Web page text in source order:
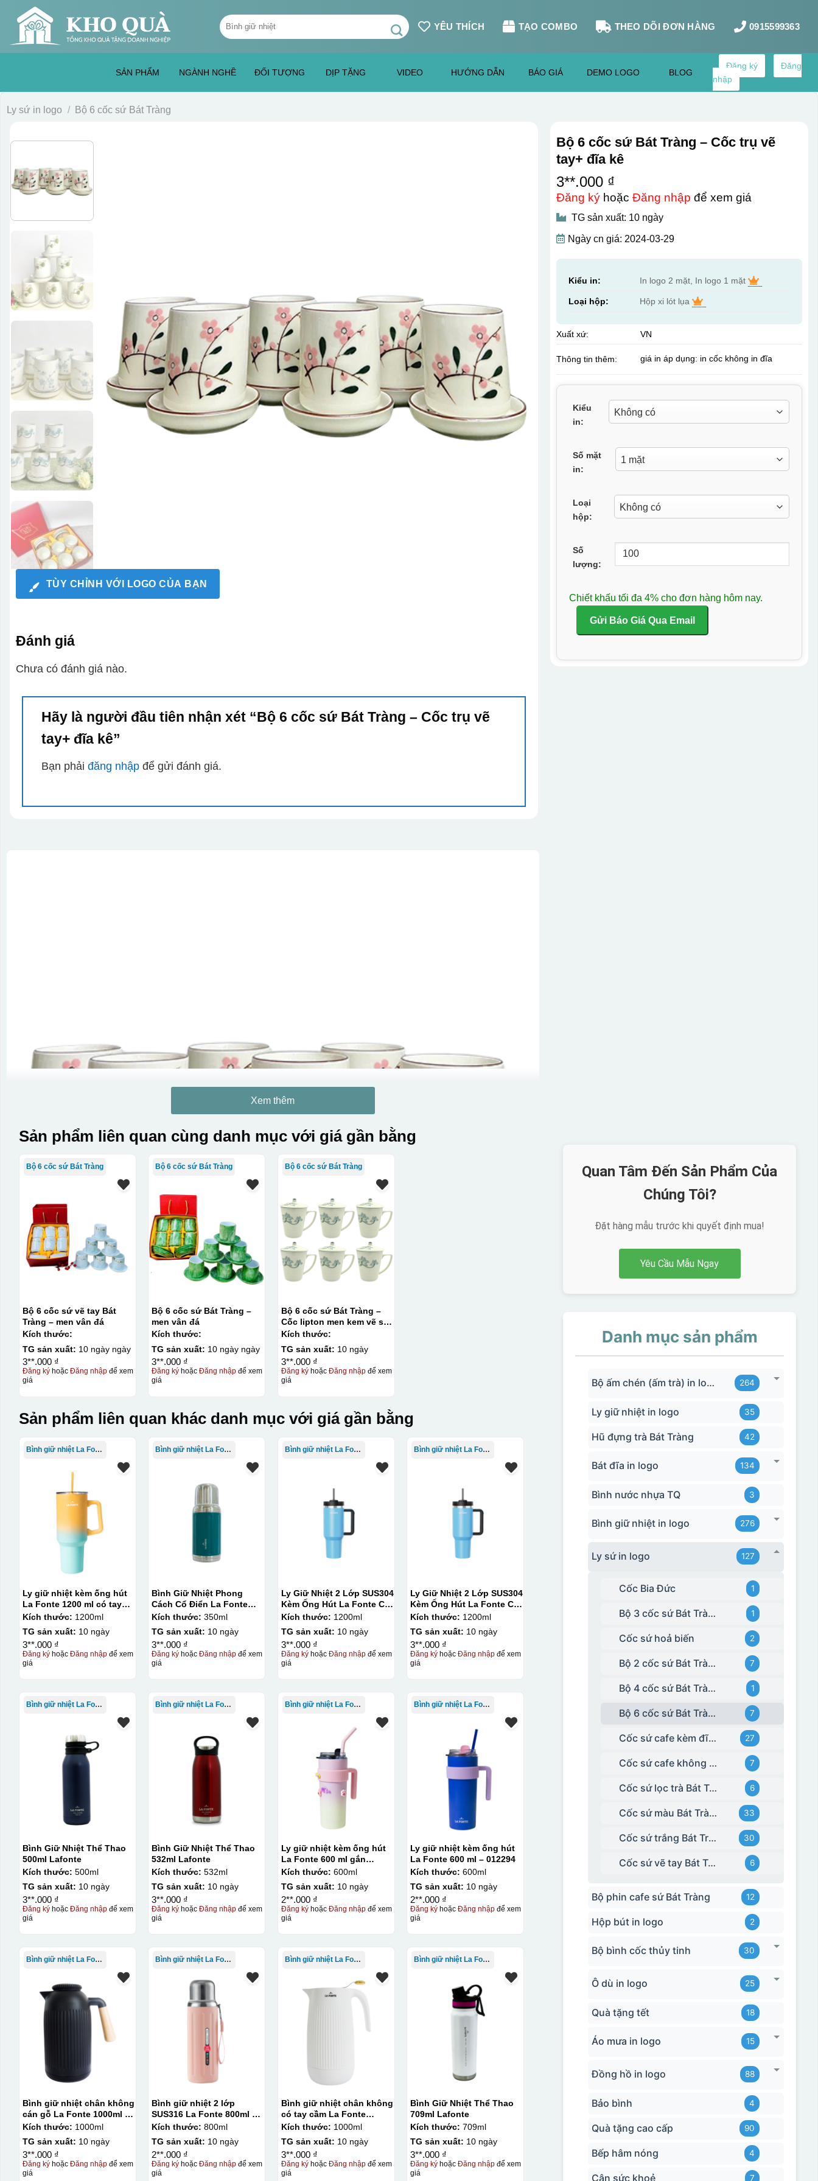
content
Tìm
kiếm:
YÊU THÍCH TẠO COMBO THEO DÕI ĐƠN HÀNG 0915599363
SẢN PHẨM NGÀNH NGHỀ ĐỐI TƯỢNG DỊP TẶNG VIDEO HƯỚNG DẪN BÁO GIÁ DEMO LOGO BLOG
Đăng ký
Đăng
nhập
Ly sứ in logo / Bộ 6 cốc sứ Bát Tràng
TÙY CHỈNH VỚI LOGO CỦA BẠN
Đánh giá
Chưa có đánh giá nào.
Hãy là người đầu tiên nhận xét “Bộ 6 cốc sứ Bát Tràng – Cốc trụ vẽ
tay+ đĩa kê”
Bạn phải đăng nhậpđể gửi đánh giá.
Bộ 6 cốc sứ Bát Tràng – Cốc trụ vẽ
tay+ đĩa kê
3**.000 ₫
Đăng kýhoặc Đăng nhập để xem giá
TG sản xuất: 10 ngày
Ngày cn giá: 2024-03-29
Kiểu in: In logo 2 mặt, In logo 1 mặt
Loại hộp: Hộp xi lót lụa
Xuất xứ: VN
Thông tin thêm: giá in áp dụng: in cốc không in đĩa
Kiểu
in:
Số mặt
in:
Loại
hộp:
Số
lượng:
Chiết khấu tối đa 4% cho đơn hàng hôm nay.
Gửi Báo Giá Qua Email
Xem thêm
Sản phẩm liên quan cùng danh mục với giá gần bằng
Bộ 6 cốc sứ Bát Tràng
Bộ 6 cốc sứ vẽ tay Bát
Tràng – men vân đá
Kích thước:
TG sản xuất: 10 ngày ngày
3**.000 ₫
Đăng kýhoặc Đăng nhậpđể xem
giá
Bộ 6 cốc sứ Bát Tràng
Bộ 6 cốc sứ Bát Tràng –
men vân đá
Kích thước:
TG sản xuất: 10 ngày ngày
3**.000 ₫
Đăng ký hoặcĐăng nhập để xem
giá
Bộ 6 cốc sứ Bát Tràng
Bộ 6 cốc sứ Bát Tràng –
Cốc lipton men kem vẽ sen
xanh – Có nắp
Kích thước:
TG sản xuất: 10 ngày
3**.000 ₫
Đăng kýhoặc Đăng nhậpđể xem
giá
Sản phẩm liên quan khác danh mục với giá gần bằng
Bình giữ nhiệt La Fonte
Ly giữ nhiệt kèm ống hút
La Fonte 1200 ml có tay
cầm – 012317
Kích thước: 1200ml
TG sản xuất: 10 ngày
3**.000 ₫
Đăng kýhoặc Đăng nhậpđể xem
giá
Bình giữ nhiệt La Fonte
Bình Giữ Nhiệt Phong
Cách Cổ Điển La Fonte
350ml
Kích thước: 350ml
TG sản xuất: 10 ngày
3**.000 ₫
Đăng ký hoặcĐăng nhập để xem
giá
Bình giữ nhiệt La Fonte
Ly Giữ Nhiệt 2 Lớp SUS304
Kèm Ống Hút La Fonte Có
Tay Cầm 1200ml
Kích thước: 1200ml
TG sản xuất: 10 ngày
3**.000 ₫
Đăng kýhoặc Đăng nhậpđể xem
giá
Bình giữ nhiệt La Fonte
Ly Giữ Nhiệt 2 Lớp SUS304
Kèm Ống Hút La Fonte Có
Tay Cầm 1200ml
Kích thước: 1200ml
TG sản xuất: 10 ngày
3**.000 ₫
Đăng ký hoặcĐăng nhập để xem
giá
Bình giữ nhiệt La Fonte
Bình Giữ Nhiệt Thể Thao
500ml Lafonte
Kích thước: 500ml
TG sản xuất: 10 ngày
3**.000 ₫
Đăng kýhoặc Đăng nhậpđể xem
giá
Bình giữ nhiệt La Fonte
Bình Giữ Nhiệt Thể Thao
532ml Lafonte
Kích thước: 532ml
TG sản xuất: 10 ngày
3**.000 ₫
Đăng ký hoặcĐăng nhập để xem
giá
Bình giữ nhiệt La Fonte
Ly giữ nhiệt kèm ống hút
La Fonte 600 ml gắn
sticker – 012294
Kích thước: 600ml
TG sản xuất: 10 ngày
2**.000 ₫
Đăng kýhoặc Đăng nhậpđể xem
giá
Bình giữ nhiệt La Fonte
Ly giữ nhiệt kèm ống hút
La Fonte 600 ml – 012294
Kích thước: 600ml
TG sản xuất: 10 ngày
2**.000 ₫
Đăng ký hoặcĐăng nhập để xem
giá
Bình giữ nhiệt La Fonte
Bình giữ nhiệt chân không
cán gỗ La Fonte 1000ml –
011679
Kích thước: 1000ml
TG sản xuất: 10 ngày
3**.000 ₫
Đăng kýhoặc Đăng nhậpđể xem
giá
Bình giữ nhiệt La Fonte
Bình giữ nhiệt 2 lớp
SUS316 La Fonte 800ml –
012720
Kích thước: 800ml
TG sản xuất: 10 ngày
2**.000 ₫
Đăng ký hoặcĐăng nhập để xem
giá
Bình giữ nhiệt La Fonte
Bình giữ nhiệt chân không
có tay cầm La Fonte
1000ml – 011655
Kích thước: 1000ml
TG sản xuất: 10 ngày
3**.000 ₫
Đăng kýhoặc Đăng nhậpđể xem
giá
Bình giữ nhiệt La Fonte
Bình Giữ Nhiệt Thể Thao
709ml Lafonte
Kích thước: 709ml
TG sản xuất: 10 ngày
3**.000 ₫
Đăng ký hoặcĐăng nhập để xem
giá
Quan Tâm Đến Sản Phẩm Của
Chúng Tôi?
Đặt hàng mẫu trước khi quyết định mua!
Yêu Cầu Mẫu Ngay
Danh mục sản phẩm
Bộ ấm chén (ấm trà) in logo 264
Ly giữ nhiệt in logo 35
Hũ đựng trà Bát Tràng 42
Bát đĩa in logo 134
Bình nước nhựa TQ 3
Bình giữ nhiệt in logo 276
Ly sứ in logo 127
Cốc Bia Đức 1
Bộ 3 cốc sứ Bát Tràng 1
Cốc sứ hoả biến 2
Bộ 2 cốc sứ Bát Tràng 7
Bộ 4 cốc sứ Bát Tràng 1
Bộ 6 cốc sứ Bát Tràng 7
Cốc sứ cafe kèm đĩa Bát Tràng 27
Cốc sứ cafe không kèm đĩa kê Bát Tràng 7
Cốc sứ lọc trà Bát Tràng 6
Cốc sứ màu Bát Tràng 33
Cốc sứ trắng Bát Tràng 30
Cốc sứ vẽ tay Bát Tràng 6
Bộ phin cafe sứ Bát Tràng 12
Hộp bút in logo 2
Bộ bình cốc thủy tinh 30
Ô dù in logo 25
Quà tặng tết 18
Áo mưa in logo 15
Đồng hồ in logo 88
Bảo bình 4
Quà tặng cao cấp 90
Bếp hâm nóng 4
Cân sức khoẻ 7